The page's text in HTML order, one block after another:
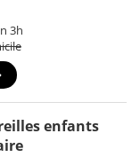
3h
enfants